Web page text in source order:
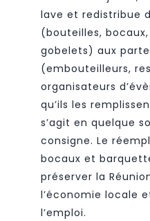
lave et redistribue
(bouteilles,
gobelets) aux
(embouteilleurs,
organisateurs
qu’ils les
s’agit en quelque
consigne. Le
bocaux et
préserver la
l’économie locale
l’emploi.